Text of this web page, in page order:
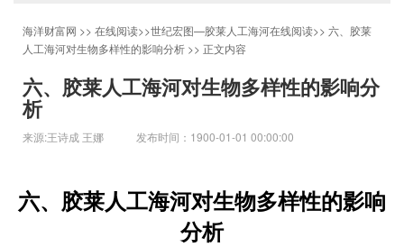
海洋财富网 >> 在线阅读>>世纪宏图—胶莱人工海河在线阅读>> 六、胶莱
人工海河对生物多样性的影响分析 >> 正文内容
六、胶莱人工海河对生物多样性的影响分
析
来源:王诗成 王娜 发布时间：1900-01-01 00:00:00
六、胶莱人工海河对生物多样性的影响
分析